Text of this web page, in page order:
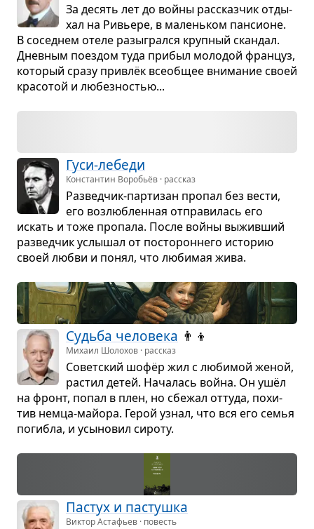
За десять лет до войны рас­сказ­чик отды­
хал на Ривьере, в малень­ком пан­си­оне.
В сосед­нем отеле разы­грался круп­ный скан­дал.
Днев­ным поез­дом туда при­был моло­дой фран­цуз,
кото­рый сразу при­влёк все­об­щее вни­ма­ние своей
кра­со­той и любез­но­стью...
Гуси-лебеди
Константин Воробьёв · рассказ
Раз­вед­чик-пар­ти­зан про­пал без вести,
его воз­люб­лен­ная отпра­ви­лась его
искать и тоже про­пала. После войны выжив­ший
раз­вед­чик услы­шал от посто­рон­него исто­рию
своей любви и понял, что люби­мая жива.
Судьба чело­века 👨‍👦
Михаил Шолохов · рассказ
Совет­ский шофёр жил с люби­мой женой,
рас­тил детей. Нача­лась война. Он ушёл
на фронт, попал в плен, но сбе­жал оттуда, похи­
тив немца-май­ора. Герой узнал, что вся его семья
погибла, и усы­но­вил сироту.
Пастух и пастушка
Виктор Астафьев · повесть